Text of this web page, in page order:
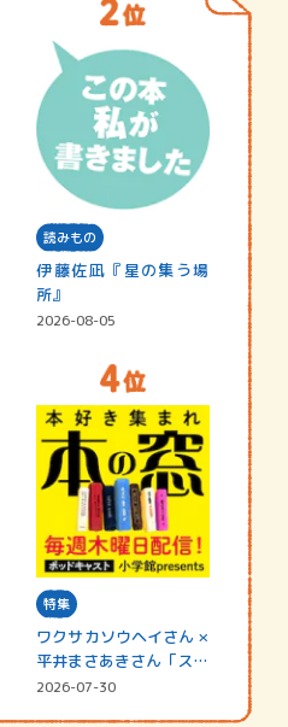
読みもの
伊藤佐凪『星の集う場
所』
2026-08-05
特集
ワクサカソウヘイさん ×
平井まさあきさん「スペ
シャ…
2026-07-30